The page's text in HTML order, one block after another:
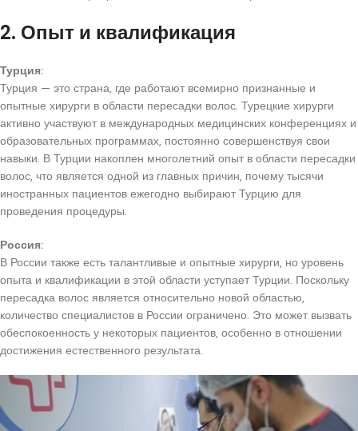
2. Опыт и квалификация
Турция:
Турция — это страна, где работают всемирно признанные и
опытные хирурги в области пересадки волос. Турецкие хирурги
активно участвуют в международных медицинских конференциях и
образовательных программах, постоянно совершенствуя свои
навыки. В Турции накоплен многолетний опыт в области пересадки
волос, что является одной из главных причин, почему тысячи
иностранных пациентов ежегодно выбирают Турцию для
проведения процедуры.
Россия:
В России также есть талантливые и опытные хирурги, но уровень
опыта и квалификации в этой области уступает Турции. Поскольку
пересадка волос является относительно новой областью,
количество специалистов в России ограничено. Это может вызвать
обеспокоенность у некоторых пациентов, особенно в отношении
достижения естественного результата.